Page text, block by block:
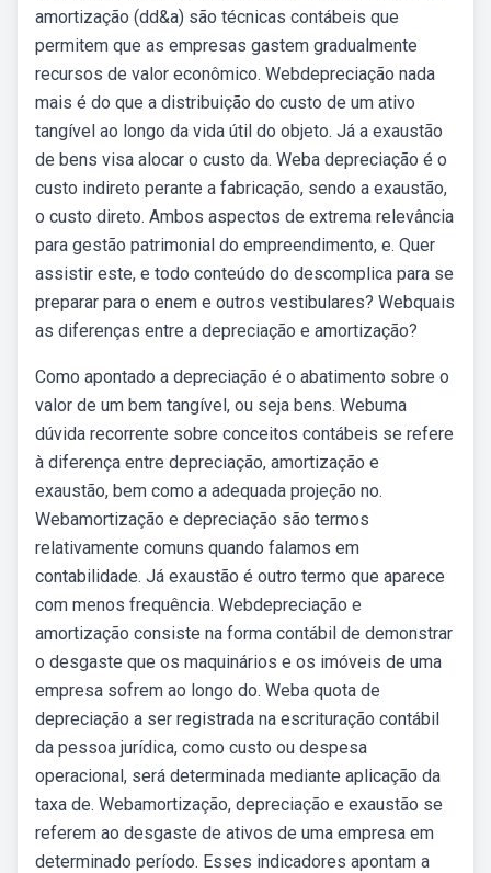
amortização (dd&a) são técnicas contábeis que
permitem que as empresas gastem gradualmente
recursos de valor econômico. Webdepreciação nada
mais é do que a distribuição do custo de um ativo
tangível ao longo da vida útil do objeto. Já a exaustão
de bens visa alocar o custo da. Weba depreciação é o
custo indireto perante a fabricação, sendo a exaustão,
o custo direto. Ambos aspectos de extrema relevância
para gestão patrimonial do empreendimento, e. Quer
assistir este, e todo conteúdo do descomplica para se
preparar para o enem e outros vestibulares? Webquais
as diferenças entre a depreciação e amortização?
Como apontado a depreciação é o abatimento sobre o
valor de um bem tangível, ou seja bens. Webuma
dúvida recorrente sobre conceitos contábeis se refere
à diferença entre depreciação, amortização e
exaustão, bem como a adequada projeção no.
Webamortização e depreciação são termos
relativamente comuns quando falamos em
contabilidade. Já exaustão é outro termo que aparece
com menos frequência. Webdepreciação e
amortização consiste na forma contábil de demonstrar
o desgaste que os maquinários e os imóveis de uma
empresa sofrem ao longo do. Weba quota de
depreciação a ser registrada na escrituração contábil
da pessoa jurídica, como custo ou despesa
operacional, será determinada mediante aplicação da
taxa de. Webamortização, depreciação e exaustão se
referem ao desgaste de ativos de uma empresa em
determinado período. Esses indicadores apontam a